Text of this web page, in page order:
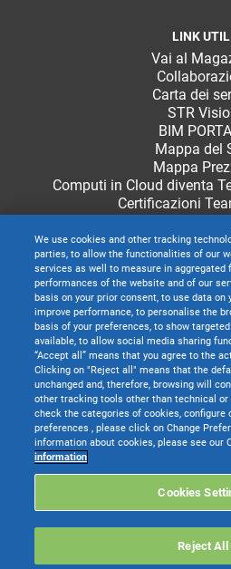
LINK
Vai al
Carta dei
STR
BIM
Mappa del
Mappa
Computi in Cloud diventa
Certificazioni
TeamSystem S.p.A. società con socio
coordinamento di TeamSystem Holdco
C.C.I.A.A. delle Marche -
Websolute
We use cookies and other tracking
parties, to allow the functionalities of our
services as well to measure in aggregated
performances of the website and of our
basis on your prior consent, to use data on
improve performance, to personalise the
basis of your preferences, to show
available, to allow social media sharing
“Accept all” means that you agree to the
Clicking on "Reject all" means that the
unchanged and, therefore, browsing will
other tracking tools other than technical
check the categories of cookies, configure
preferences , please click on Change
information about cookies, please see our
information
Cookies
Reject All